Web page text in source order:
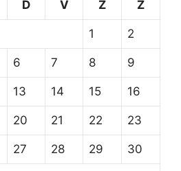
D V Z Z
1 2
6 7 8 9
13 14 15 16
20 21 22 23
27 28 29 30